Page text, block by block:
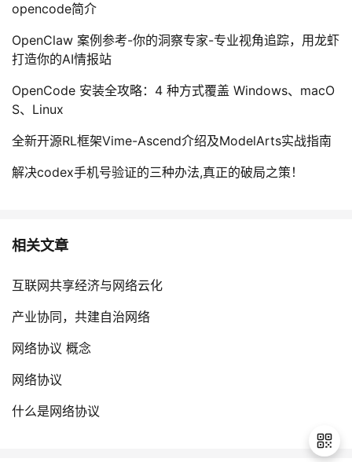
opencode简介
OpenClaw 案例参考-你的洞察专家-专业视角追踪，用龙虾
打造你的AI情报站
OpenCode 安装全攻略：4 种方式覆盖 Windows、macO
S、Linux
全新开源RL框架Vime-Ascend介绍及ModelArts实战指南
解决codex手机号验证的三种办法,真正的破局之策！
相关文章
互联网共享经济与网络云化
产业协同，共建自治网络
网络协议 概念
网络协议
什么是网络协议